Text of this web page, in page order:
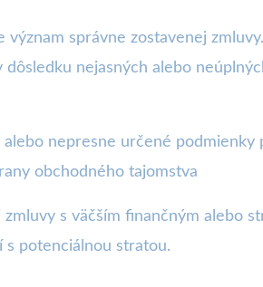
význam správne zostavenej
nejasných alebo
nepresne určené
obchodného tajomstva
s väčším finančným alebo
s potenciálnou stratou.